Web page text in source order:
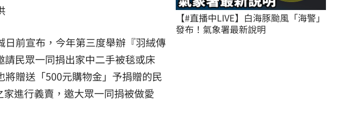
前宣布，今年第三度舉辦『羽絨傳
民眾一同捐出家中二手被毯或床
贈送「500元購物金」予捐贈的民
家進行義賣，邀大眾一同捐被做愛
【#直播中LIVE】白海豚颱風「海警」
發布！氣象署最新說明